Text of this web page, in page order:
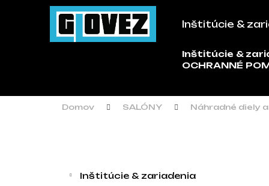
Prejsť na obsah
Inštitúcie &
Inštitúcie &
OCHRANNÉ
Domov SALÓNY Náhradné diely
Inštitúcie & zariadenia
Späť
Späť